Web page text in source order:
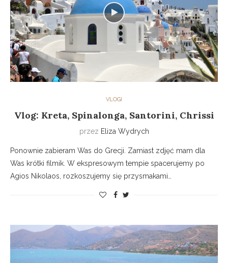
VLOGI
Vlog: Kreta, Spinalonga, Santorini, Chrissi
przez Eliza Wydrych
Ponownie zabieram Was do Grecji. Zamiast zdjęć mam dla
Was krótki filmik. W ekspresowym tempie spacerujemy po
Agios Nikolaos, rozkoszujemy się przysmakami…